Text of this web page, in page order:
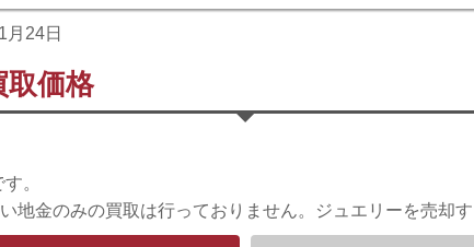
月24日
取価格
す。
金のみの買取は行っておりません。ジュエリーを売却